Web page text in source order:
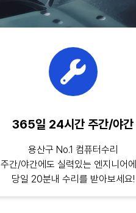
365일 24시간 주간/야간
용산구 No.1 컴퓨터수리
주간/야간에도 실력있는 엔지니어
당일 20분내 수리를 받아보세요!